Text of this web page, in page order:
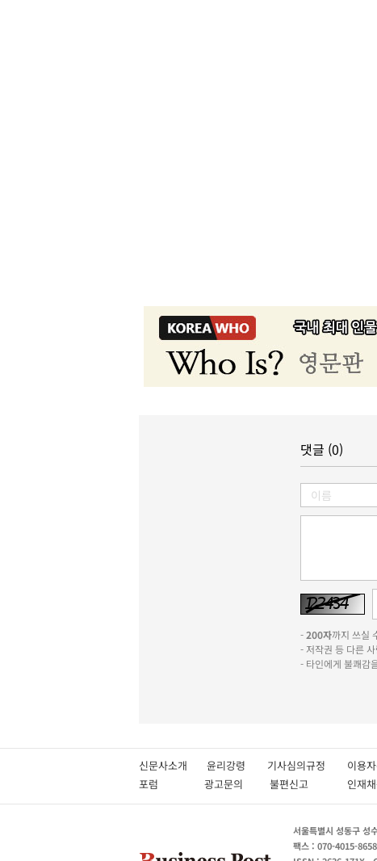
댓글 (0)
-200자까지 쓰실
- 저작권 등 다른
- 타인에게 불쾌감
신문사소개 윤리강령 기사심의규정 이용
포럼
광고문의 불편신고 인재
서울특별시 성동구 성
팩스 : 070-4015-8658